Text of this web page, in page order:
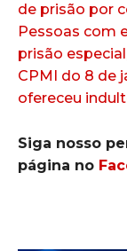
de prisão por
Pessoas com
prisão
CPMI do 8 de
ofereceu
Siga nosso
página no